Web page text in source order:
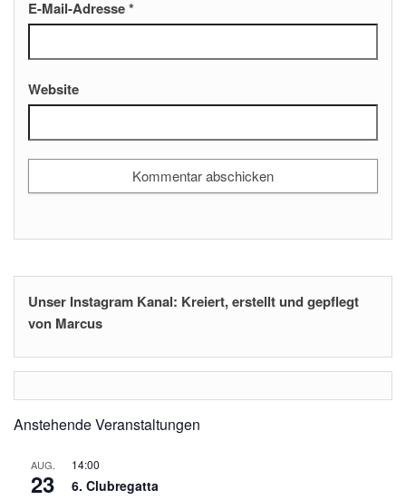
E-Mail-Adresse*
Website
Unser Instagram Kanal: Kreiert, erstellt und gepflegt
von Marcus
Anstehende Veranstaltungen
AUG.
23
14:00
6. Clubregatta